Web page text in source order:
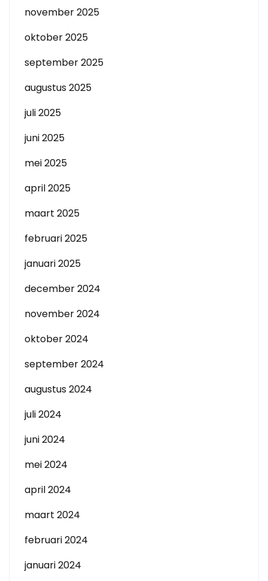
november 2025
oktober 2025
september 2025
augustus 2025
juli 2025
juni 2025
mei 2025
april 2025
maart 2025
februari 2025
januari 2025
december 2024
november 2024
oktober 2024
september 2024
augustus 2024
juli 2024
juni 2024
mei 2024
april 2024
maart 2024
februari 2024
januari 2024